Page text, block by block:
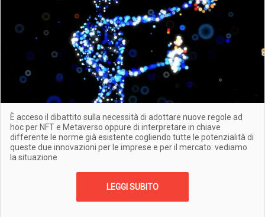
È acceso il dibattito sulla necessità di adottare nuove regole ad
hoc per NFT e Metaverso oppure di interpretare in chiave
differente le norme già esistente cogliendo tutte le potenzialità di
queste due innovazioni per le imprese e per il mercato: vediamo
la situazione
LEGGI SUBITO